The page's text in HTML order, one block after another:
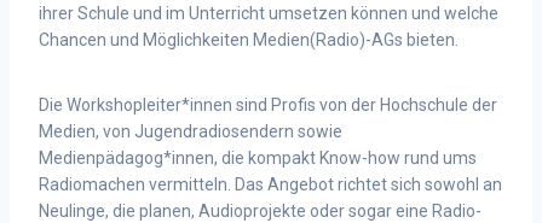
ihrer Schule und im Unterricht umsetzen können und welche
Chancen und Möglichkeiten Medien(Radio)-AGs bieten.
Die Workshopleiter*innen sind Profis von der Hochschule der
Medien, von Jugendradiosendern sowie
Medienpädagog*innen, die kompakt Know-how rund ums
Radiomachen vermitteln. Das Angebot richtet sich sowohl an
Neulinge, die planen, Audioprojekte oder sogar eine Radio-